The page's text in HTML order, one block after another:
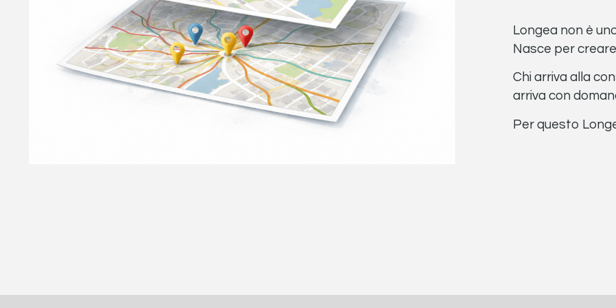
Longea non è
Nasce per
Chi arriva alla
arriva con
Per questo